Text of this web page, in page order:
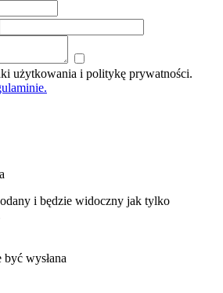
użytkowania i politykę prywatności.
i będzie widoczny jak tylko
wysłana